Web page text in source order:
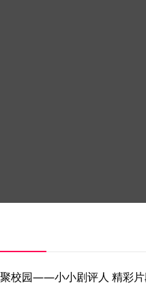
聚校园——小小剧评人 精彩